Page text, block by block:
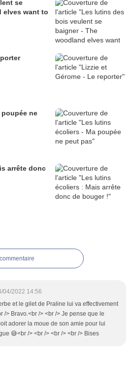
se
elves want to
ne
arrête donc
04/2022 14:56
et le gilet de Praline lui va effectivement
/> Bravo.<br /> <br /> Je pense que le
adorer la moue de son amie pour lui
😅<br /> <br /> <br /> <br /> Bises